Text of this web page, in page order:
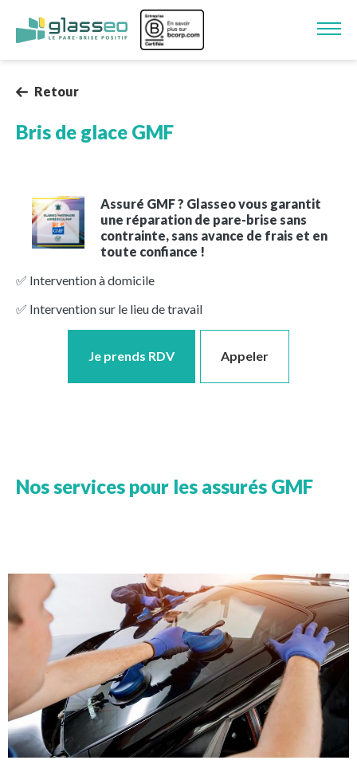
Aller au contenu principal
Image
Retour
Bris de glace GMF
Assuré GMF ? Glasseo vous garantit
une réparation de pare-brise sans
contrainte, sans avance de frais et en
toute confiance !
✅ Intervention à domicile
✅ Intervention sur le lieu de travail
Je prends RDV Appeler
Nos services pour les assurés GMF